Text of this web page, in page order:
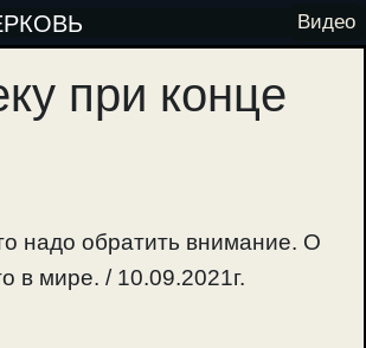
Видео
при конце
надо обратить внимание. О
в мире. / 10.09.2021г.